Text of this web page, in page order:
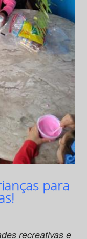
para
recreativas e